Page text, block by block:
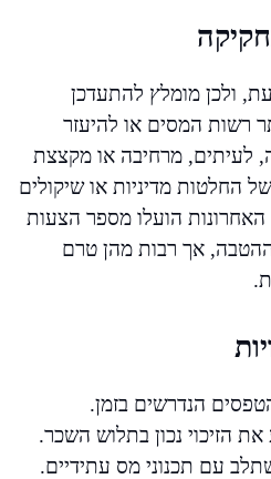
ולכן מומלץ להתעדכן
רשות המסים או להיעזר
לעיתים, מרחיבה או מקצצת
החלטות מדיניות או שיקולים
הועלו מספר הצעות
ההטבה, אך רבות מהן טרם
הנדרשים בזמן.
הזיכוי נכון בתלוש השכר.
עם תכנוני מס עתידיים.